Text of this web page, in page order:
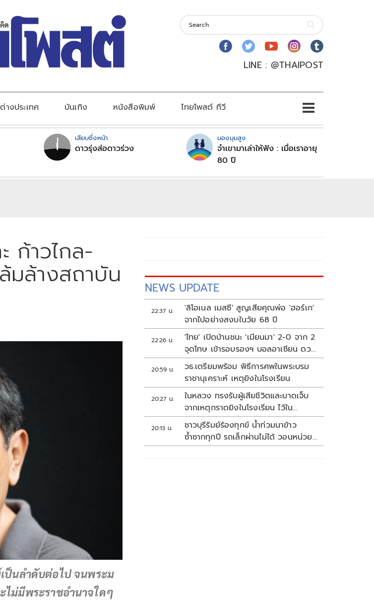
LINE : @THAIPOST
ต่างประเทศ บันเทิง หนังสือพิมพ์ ไทยโพสต์ ทีวี
เสียบซึ่งหน้า
ดาวรุ่งส่อดาวร่วง
มองมุมสูง
จำเขามาเล่าให้ฟัง : เมื่อเราอายุ
80 ปี
ก้าวไกล-
มล้างสถาบัน
ป็นลำดับต่อไป จนพระม
ม่มีพระราชอำนาจใดๆ
NEWS UPDATE
22:37 น.
'ลิโอเนล เมสซี' สูญเสียคุณพ่อ 'ฮอร์เก'
จากไปอย่างสงบในวัย 68 ปี
22:26 น.
'ไทย' เปิดบ้านชนะ 'เมียนมา' 2-0 จาก 2
จุดโทษ เข้ารอบรองฯ บอลอาเซียน ดวล
'สิงคโปร์'
20:59 น.
วธ.เตรียมพร้อม พิธีการศพในพระบรม
ราชานุเคราะห์ เหตุยิงในโรงเรียน
20:27 น.
ในหลวง ทรงรับผู้เสียชีวิตและบาดเจ็บ
จากเหตุกราดยิงในโรงเรียน ไว้ใน
พระบรมราชานุเคราะห์
20:13 น.
ชาวบุรีรัมย์ร้องทุกข์ น้ำท่วมนาข้าว
ซ้ำซากทุกปี รถเล็กผ่านไม่ได้ วอนหน่วย
งานเร่งแก้ไข